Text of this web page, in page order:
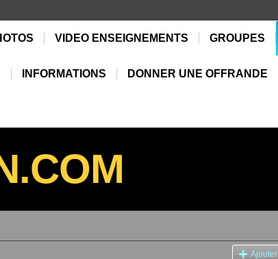
VIDEO ENSEIGNEMENTS GROUPES
INFORMATIONS DONNER UNE OFFRANDE
Ajouter